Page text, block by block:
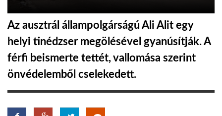
Az ausztrál állampolgárságú Ali Alit egy
helyi tinédzser megölésével gyanúsítják. A
férfi beismerte tettét, vallomása szerint
önvédelemből cselekedett.